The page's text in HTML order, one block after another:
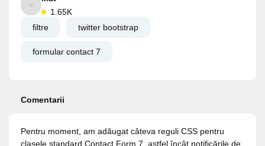
1.65K
filtre
twitter bootstrap
formular contact 7
Comentarii
Pentru moment, am adăugat câteva reguli CSS pentru
clasele standard Contact Form 7, astfel încât notificările de